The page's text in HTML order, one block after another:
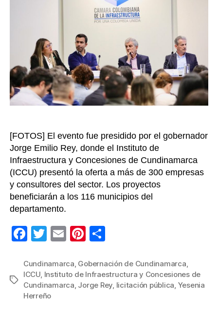
[FOTOS] El evento fue presidido por el gobernador
Jorge Emilio Rey, donde el Instituto de
Infraestructura y Concesiones de Cundinamarca
(ICCU) presentó la oferta a más de 300 empresas
y consultores del sector. Los proyectos
beneficiarán a los 116 municipios del
departamento.
F
c
e
b
T
tt
er
E
ail
Pi
er
e
m
p
Etiquetas
Cundinamarca, Gobernación de Cundinamarca,
ICCU, Instituto de Infraestructura y Concesiones de
Cundinamarca, Jorge Rey, licitación pública, Yesenia
Herreño